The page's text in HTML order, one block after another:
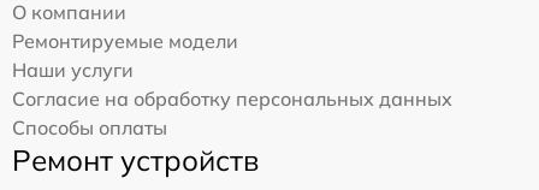
О компании
Ремонтируемые модели
Наши услуги
Согласие на обработку персональных данных
Способы оплаты
Ремонт устройств